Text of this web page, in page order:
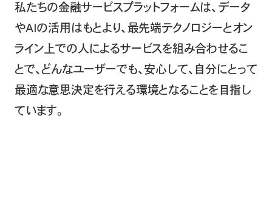
私たちの金融サービスプラットフォームは、 データ
やAIの活用はもとより、最先端テクノロジーとオン
ライン上での人によるサービスを組み合わせるこ
とで、どんなユーザーでも、安心して、自分にとって
最適な意思決定を行える環境となることを目指し
ています。